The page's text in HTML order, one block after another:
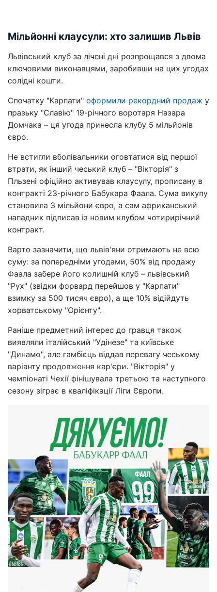
Мільйонні клаусули: хто залишив Львів
Львівський клуб за лічені дні розпрощався з двома
ключовими виконавцями, заробивши на цих угодах
солідні кошти.
Спочатку "Карпати" оформили рекордний продаж у
празьку "Славію" 19-річного воротаря Назара
Домчака – ця угода принесла клубу 5 мільйонів
євро.
Не встигли вболівальники оговтатися від першої
втрати, як інший чеський клуб – "Вікторія" з
Пльзені офіційно активував клаусулу, прописану в
контракті 23-річного Бабукара Фаала. Сума викупу
становила 3 мільйони євро, а сам африканський
нападник підписав із новим клубом чотирирічний
контракт.
Варто зазначити, що львів'яни отримають не всю
суму: за попередніми угодами, 50% від продажу
Фаала забере його колишній клуб – львівський
"Рух" (звідки форвард перейшов у "Карпати"
взимку за 500 тисяч євро), а ще 10% відійдуть
хорватському "Орієнту".
Раніше предметний інтерес до гравця також
виявляли італійський "Удінезе" та київське
"Динамо", але гамбієць віддав перевагу чеському
варіанту продовження кар'єри. "Вікторія" у
чемпіонаті Чехії фінішувала третьою та наступного
сезону зіграє в кваліфікації Ліги Європи.